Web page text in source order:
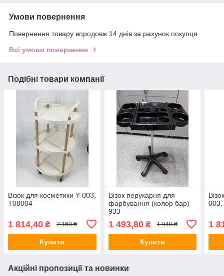
Умови повернення
Повернення товару впродовж 14 днів за рахунок покупця
Всі умови повернення
Подібні товари компанії
Візок для косметики Y-003,
Т08004
1 814,40 ₴ 2 160 ₴
Купити
Візок перукарня для
фарбування (колор бар)
933
1 493,80₴ 1 940 ₴
Купити
1
Акційні пропозиції та новинки